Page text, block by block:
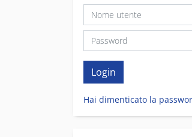
Hai dimenticato la